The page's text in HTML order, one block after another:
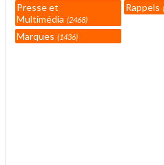
Presse et
Multimédia
2468
Rappels
Marques 1436